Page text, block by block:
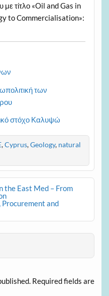
με τίτλο «Oil and Gas in
to Commercialisation»:
των
στόχο Καλυψώ
,Cyprus,Geology, natural
the East Med – From
Procurement and
Required fields are